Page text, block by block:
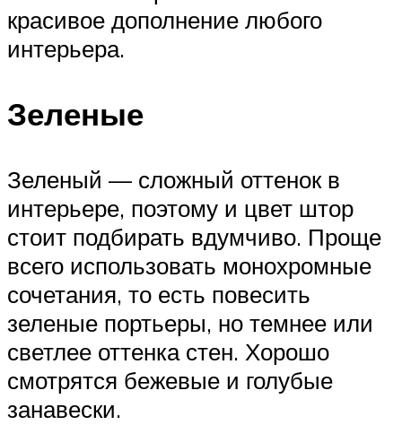
красивое дополнение любого
интерьера.
Зеленые
Зеленый — сложный оттенок в
интерьере, поэтому и цвет штор
стоит подбирать вдумчиво. Проще
всего использовать монохромные
сочетания, то есть повесить
зеленые портьеры, но темнее или
светлее оттенка стен. Хорошо
смотрятся бежевые и голубые
занавески.